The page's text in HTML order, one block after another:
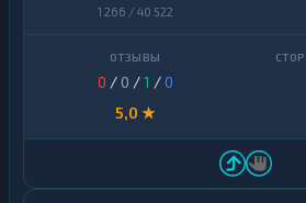
1 266 / 40 522
0 / 0 /1 /0
5,0 ★